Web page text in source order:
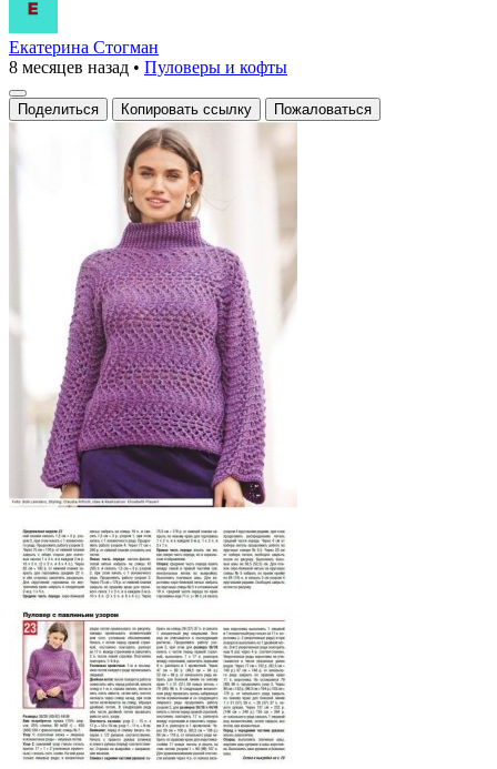
Екатерина Стогман
8 месяцев назад • Пуловеры и кофты
Поделиться Копировать ссылку Пожаловаться